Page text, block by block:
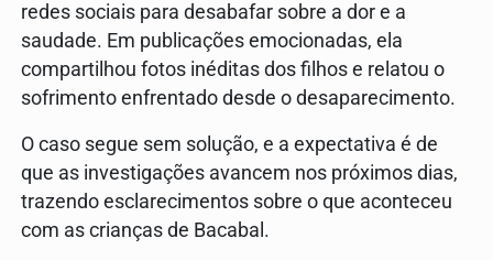
redes sociais para desabafar sobre a dor e a
saudade. Em publicações emocionadas, ela
compartilhou fotos inéditas dos filhos e relatou o
sofrimento enfrentado desde o desaparecimento.
O caso segue sem solução, e a expectativa é de
que as investigações avancem nos próximos dias,
trazendo esclarecimentos sobre o que aconteceu
com as crianças de Bacabal.